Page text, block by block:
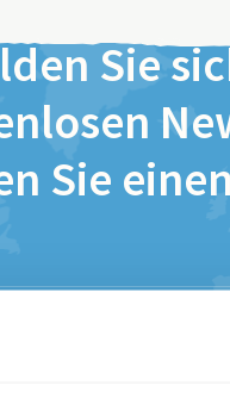
Sie
Sie